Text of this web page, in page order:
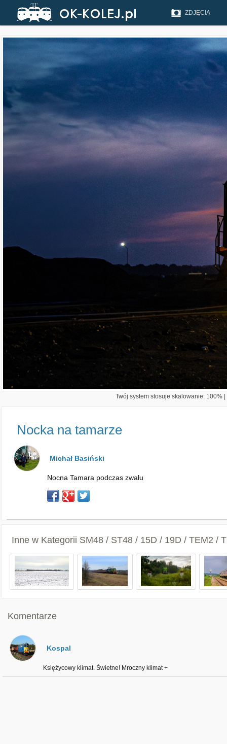
ZDJĘCIA
Twój system stosuje skalowanie: 100%
Nocka na tamarze
Michał Basiński
Nocna Tamara podczas zwału
Inne w Kategorii SM48 / ST48 / 15D / 19D / TEM2 /
Komentarze
Kospal
Księżycowy klimat. Świetne! Mroczny klimat +